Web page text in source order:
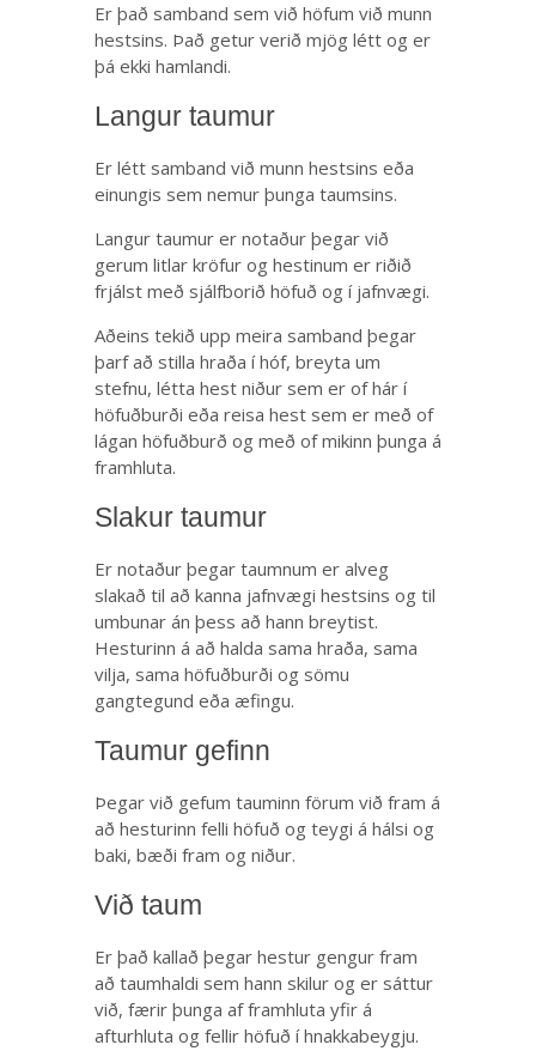
Er það samband sem við höfum við munn
hestsins. Það getur verið mjög létt og er
þá ekki hamlandi.
Langur taumur
Er létt samband við munn hestsins eða
einungis sem nemur þunga taumsins.
Langur taumur er notaður þegar við
gerum litlar kröfur og hestinum er riðið
frjálst með sjálfborið höfuð og í jafnvægi.
Aðeins tekið upp meira samband þegar
þarf að stilla hraða í hóf, breyta um
stefnu, létta hest niður sem er of hár í
höfuðburði eða reisa hest sem er með of
lágan höfuðburð og með of mikinn þunga á
framhluta.
Slakur taumur
Er notaður þegar taumnum er alveg
slakað til að kanna jafnvægi hestsins og til
umbunar án þess að hann breytist.
Hesturinn á að halda sama hraða, sama
vilja, sama höfuðburði og sömu
gangtegund eða æfingu.
Taumur gefinn
Þegar við gefum tauminn förum við fram á
að hesturinn felli höfuð og teygi á hálsi og
baki, bæði fram og niður.
Við taum
Er það kallað þegar hestur gengur fram
að taumhaldi sem hann skilur og er sáttur
við, færir þunga af framhluta yfir á
afturhluta og fellir höfuð í hnakkabeygju.